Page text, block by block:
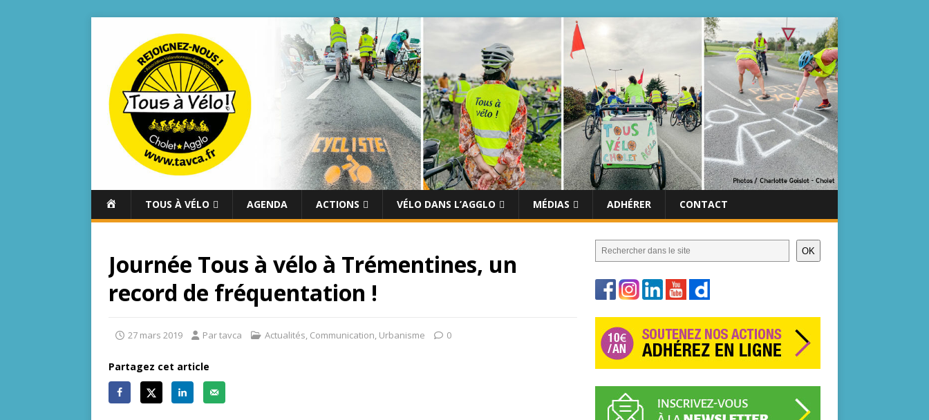
C
E
L
TOUS À VÉLO AGENDA ACTIONS VÉLO DANS L’AGGLO MÉDIAS ADHÉRER CONTACT
Journée Tous à vélo à Trémentines, un
record de fréquentation !
27 mars 2019 Par tavca Actualités, Communication, Urbanisme 0
Partagez cet article
OK